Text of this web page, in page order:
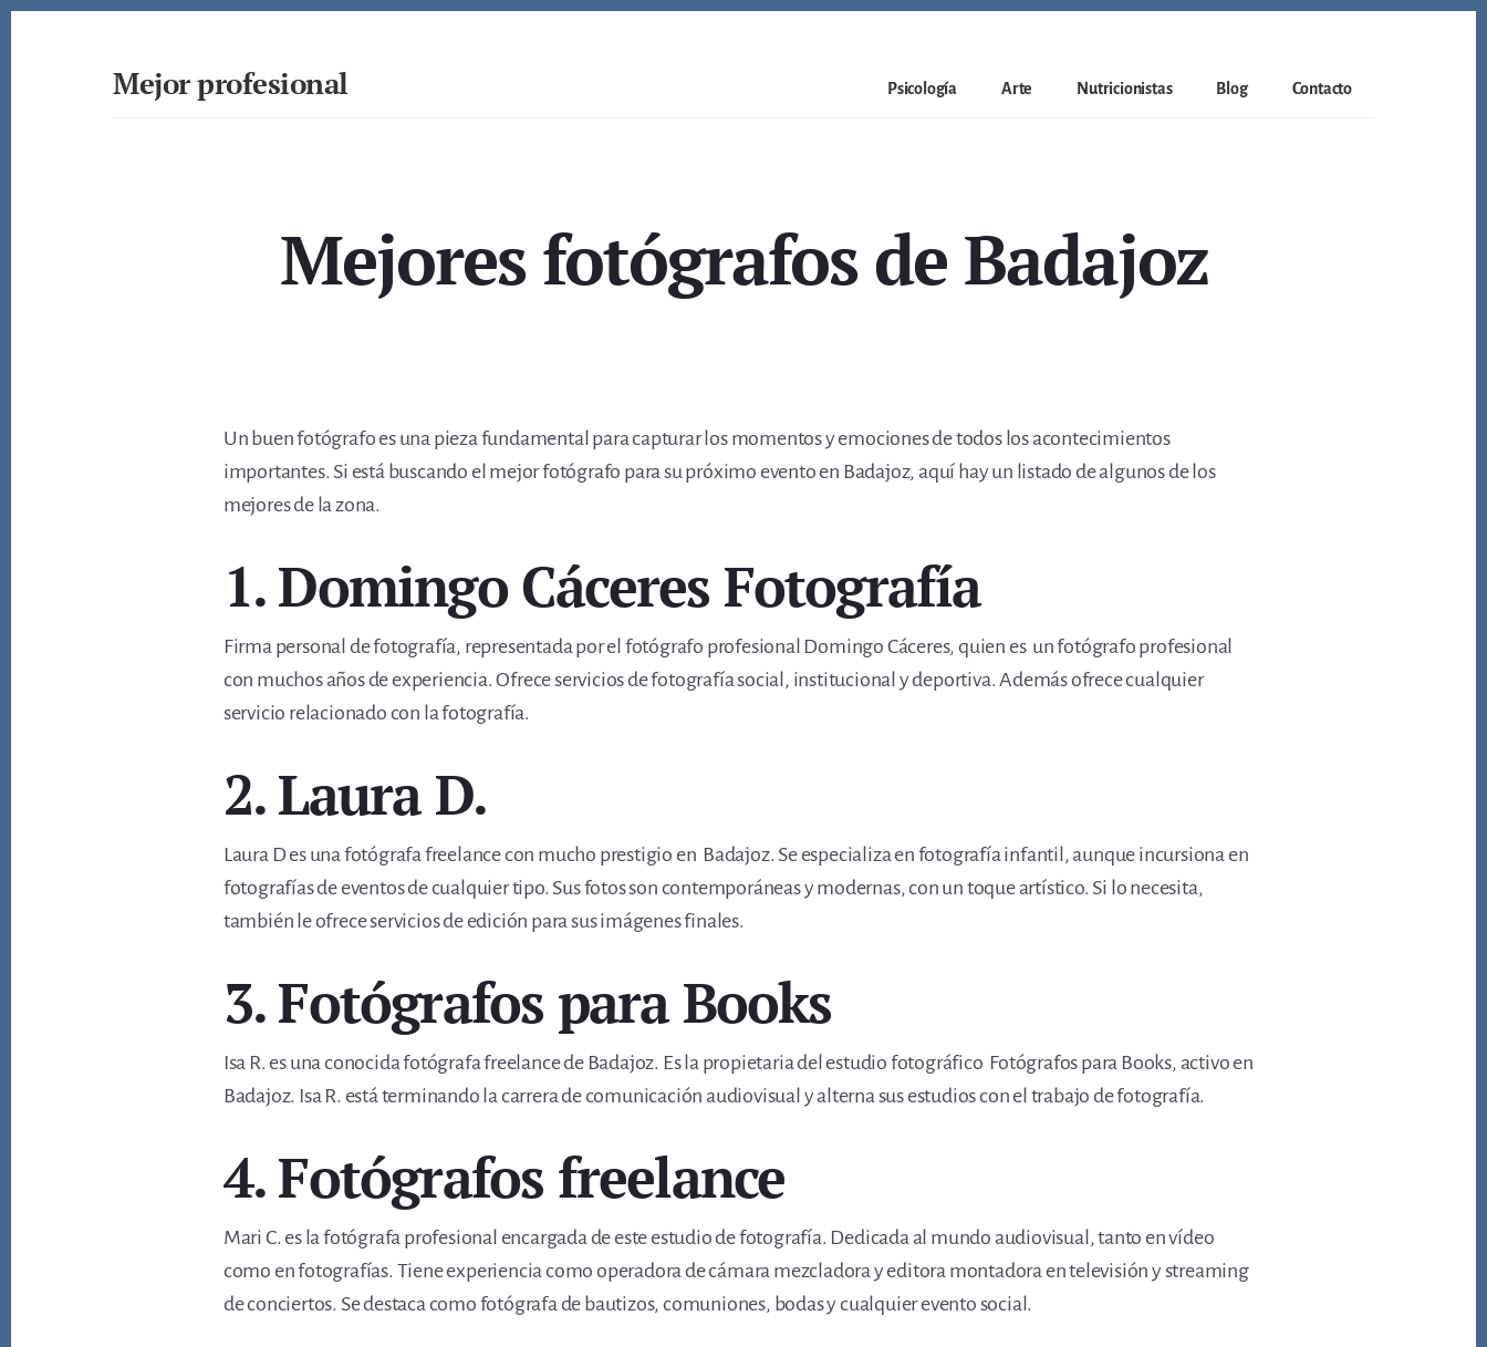
Mejor profesional Psicología Arte Nutricionistas Blog Contacto
Mejores fotógrafos de Badajoz
Un buen fotógrafo es una pieza fundamental para capturar los momentos y emociones de todos los acontecimientos
importantes. Si está buscando el mejor fotógrafo para su próximo evento en Badajoz, aquí hay un listado de algunos de los
mejores de la zona.
1. Domingo Cáceres Fotografía
Firma personal de fotografía, representada por el fotógrafo profesional Domingo Cáceres, quien es un fotógrafo profesional
con muchos años de experiencia. Ofrece servicios de fotografía social, institucional y deportiva. Además ofrece cualquier
servicio relacionado con la fotografía.
2. Laura D.
Laura D es una fotógrafa freelance con mucho prestigio en Badajoz. Se especializa en fotografía infantil, aunque incursiona en
fotografías de eventos de cualquier tipo. Sus fotos son contemporáneas y modernas, con un toque artístico. Si lo necesita,
también le ofrece servicios de edición para sus imágenes finales.
3. Fotógrafos para Books
Isa R. es una conocida fotógrafa freelance de Badajoz. Es la propietaria del estudio fotográfico Fotógrafos para Books, activo en
Badajoz. Isa R. está terminando la carrera de comunicación audiovisual y alterna sus estudios con el trabajo de fotografía.
4. Fotógrafos freelance
Mari C. es la fotógrafa profesional encargada de este estudio de fotografía. Dedicada al mundo audiovisual, tanto en vídeo
como en fotografías. Tiene experiencia como operadora de cámara mezcladora y editora montadora en televisión y streaming
de conciertos. Se destaca como fotógrafa de bautizos, comuniones, bodas y cualquier evento social.